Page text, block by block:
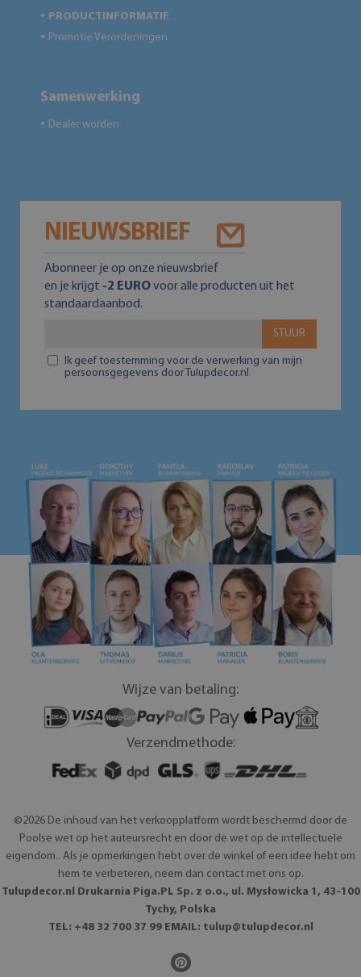
● PRODUCTINFORMATIE
● Promotie Verordeningen
Samenwerking
● Dealer worden
NIEUWSBRIEF
Abonneer je op onze nieuwsbrief
en je krijgt -2 EUROvoor alle producten uit het
standaardaanbod.
STUUR
Ik geef toestemming voor de verwerking van mijn
persoonsgegevens door Tulupdecor.nl
Wijze van betaling:
Verzendmethode:
©2026 De inhoud van het verkoopplatform wordt beschermd door de
Poolse wet op het auteursrecht en door de wet op de intellectuele
eigendom.. Als je opmerkingen hebt over de winkel of een idee hebt om
hem te verbeteren, neem dan contact met ons op.
Tulupdecor.nl Drukarnia Piga.PL Sp. z o.o., ul. Mysłowicka 1, 43-100
Tychy, Polska
TEL: +48 32 700 37 99 EMAIL: tulup@tulupdecor.nl